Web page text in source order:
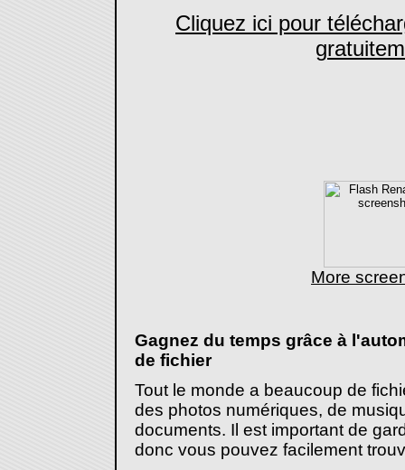
Cliquez ici pour
More
Gagnez du temps grâce à
de fichier
Tout le monde a beaucoup de
des photos numériques, de
documents. Il est important de
donc vous pouvez facilement